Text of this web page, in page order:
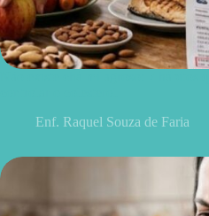
Enf. Raquel Souza de Faria